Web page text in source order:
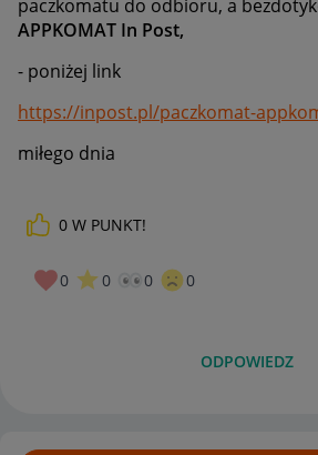
paczkomatu do odbioru, a
APPKOMAT In Post,
- poniżej link
https://inpost.pl/paczkomat-
miłego dnia
0 W PUNKT!
0 0 0 0
ODPOWIEDZ